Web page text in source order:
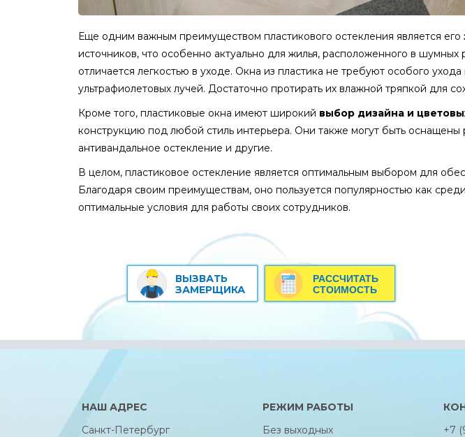
Еще одним важным преимуществом пластикового остекления является его
источников, что особенно актуально для жилья, расположенного в
отличается легкостью в уходе. Окна из пластика не требуют особого
ультрафиолетовых лучей. Достаточно протирать их влажной тряпкой для
Кроме того, пластиковые окна имеют широкий выбор дизайна и
конструкцию под любой стиль интерьера. Они также могут быть
антивандальное остекление и другие.
В целом, пластиковое остекление является оптимальным выбором для
Благодаря своим преимуществам, оно пользуется популярностью как
оптимальные условия для работы своих сотрудников.
ВЫЗВАТЬ
ЗАМЕРЩИКА
РАССЧИТАТЬ
СТОИМОСТЬ
НАШ АДРЕС
Санкт-Петербург
РЕЖИМ РАБОТЫ
Без выходных
+7